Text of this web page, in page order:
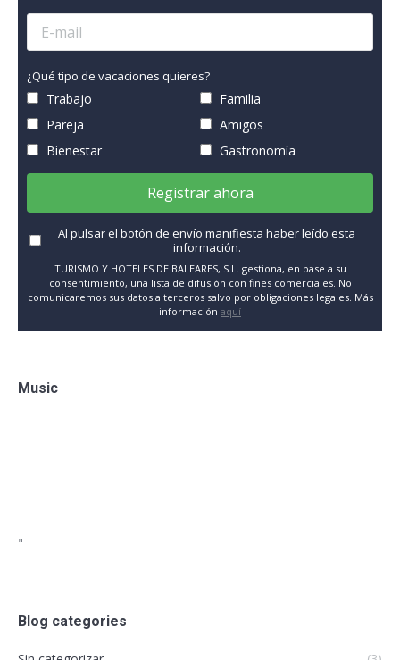
¿Qué tipo de vacaciones quieres?
Trabajo
Familia
Pareja
Amigos
Bienestar
Gastronomía
Registrar ahora
Al pulsar el botón de envío manifiesta haber leído esta
información.
TURISMO Y HOTELES DE BALEARES, S.L. gestiona, en base a su
consentimiento, una lista de difusión con fines comerciales. No
comunicaremos sus datos a terceros salvo por obligaciones legales. Más
información aquí
Music
"
Blog categories